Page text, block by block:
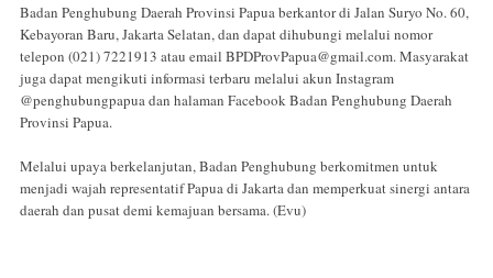
Badan Penghubung Daerah Provinsi Papua berkantor di Jalan Suryo No. 60,
Kebayoran Baru, Jakarta Selatan, dan dapat dihubungi melalui nomor
telepon (021) 7221913 atau email BPDProvPapua@gmail.com. Masyarakat
juga dapat mengikuti informasi terbaru melalui akun Instagram
@penghubungpapua dan halaman Facebook Badan Penghubung Daerah
Provinsi Papua.
Melalui upaya berkelanjutan, Badan Penghubung berkomitmen untuk
menjadi wajah representatif Papua di Jakarta dan memperkuat sinergi antara
daerah dan pusat demi kemajuan bersama. (Evu)